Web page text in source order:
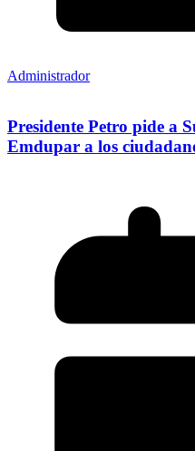
Administrador
Presidente Petro pide a
Emdupar a los